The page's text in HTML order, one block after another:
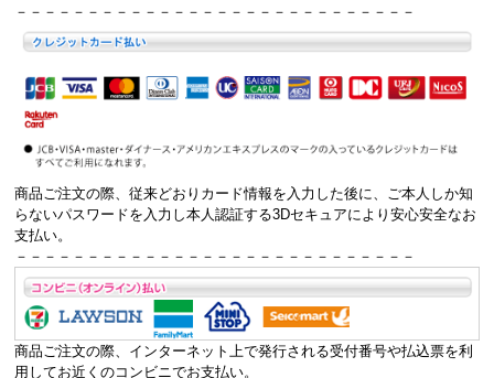
－－－－－－－－－－－－－－－－－－－－－－－－－－－－
商品ご注文の際、従来どおりカード情報を入力した後に、ご本人しか知
らないパスワードを入力し本人認証する3Dセキュアにより安心安全なお
支払い。
－－－－－－－－－－－－－－－－－－－－－－－－－－－－
商品ご注文の際、インターネット上で発行される受付番号や払込票を利
用してお近くのコンビニでお支払い。